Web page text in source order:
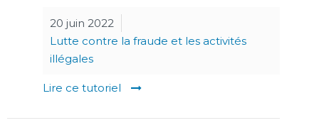
20 juin 2022
Lutte contre la fraude et les activités
illégales
Lire ce tutoriel